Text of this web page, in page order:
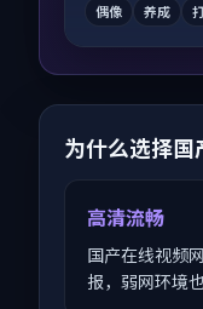
偶像 养成
为什么选择国
高清流畅
国产在线视频
报，弱网环境